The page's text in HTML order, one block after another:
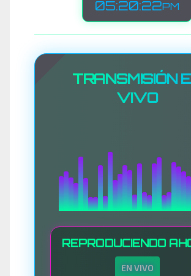
05:20:24PM
TRANSMISIÓN
VIVO
REPRODUCIENDO
EN VIVO